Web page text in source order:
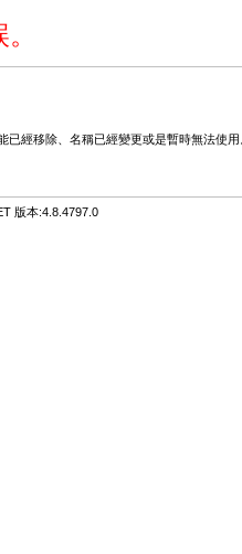
經移除、名稱已經變更或是暫時無法使
版本:4.8.4797.0